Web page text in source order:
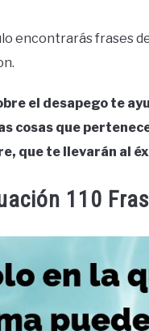
encontrarás frases
el desapego te
cosas que
que te llevarán al
110